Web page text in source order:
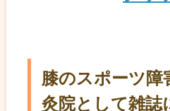
膝のスポーツ障
灸院として雑誌